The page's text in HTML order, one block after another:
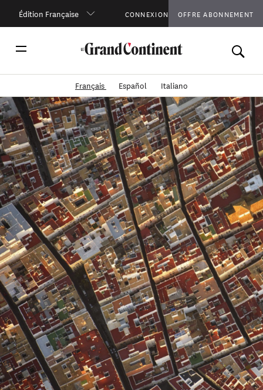
Édition Française CONNEXION OFFRE ABONNEMENT
Français Español Italiano